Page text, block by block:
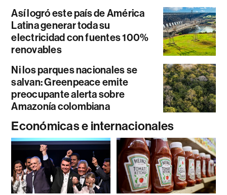
Así logró este país de América
Latina generar toda su
electricidad con fuentes 100%
renovables
Ni los parques nacionales se
salvan: Greenpeace emite
preocupante alerta sobre
Amazonía colombiana
Económicas e internacionales